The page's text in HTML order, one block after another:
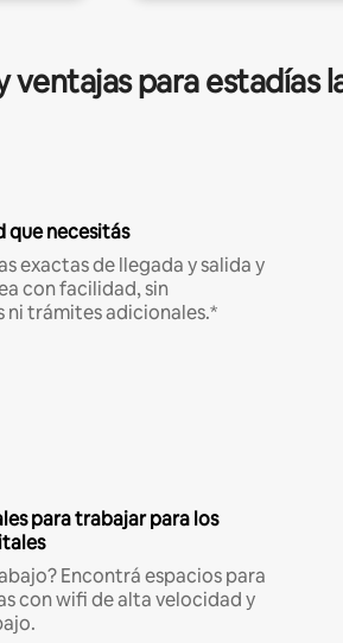
ventajas para estadías
que necesitás
exactas de llegada y salida y
con facilidad, sin
ni trámites adicionales.*
para trabajar para los
Encontrá espacios para
con wifi de alta velocidad y